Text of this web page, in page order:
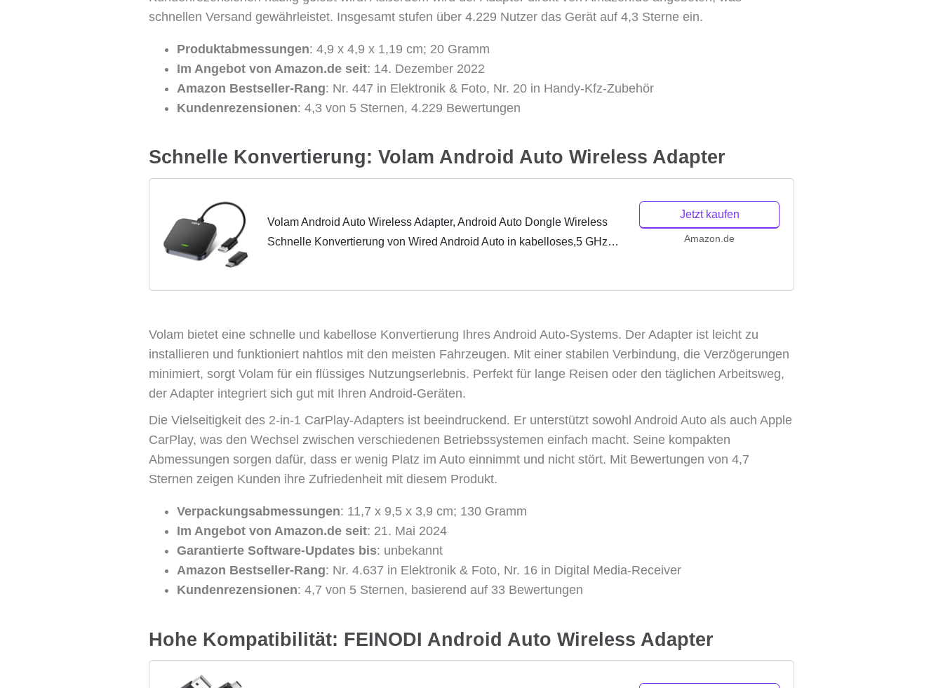
schnellen Versand gewährleistet. Insgesamt stufen über 4.229 Nutzer das Gerät auf 4,3 Sterne ein.
Produktabmessungen: 4,9 x 4,9 x 1,19 cm; 20 Gramm
Im Angebot von Amazon.de seit: 14. Dezember 2022
Amazon Bestseller-Rang: Nr. 447 in Elektronik & Foto, Nr. 20 in Handy-Kfz-Zubehör
Kundenrezensionen: 4,3 von 5 Sternen, 4.229 Bewertungen
Schnelle Konvertierung: Volam Android Auto Wireless Adapter
Volam Android Auto Wireless Adapter, Android Auto Dongle Wireless
Schnelle Konvertierung von Wired Android Auto in kabelloses,5 GHz
Jetzt kaufen
Amazon.de
Volam bietet eine schnelle und kabellose Konvertierung Ihres Android Auto-Systems. Der Adapter ist leicht zu
installieren und funktioniert nahtlos mit den meisten Fahrzeugen. Mit einer stabilen Verbindung, die Verzögerungen
minimiert, sorgt Volam für ein flüssiges Nutzungserlebnis. Perfekt für lange Reisen oder den täglichen Arbeitsweg,
der Adapter integriert sich gut mit Ihren Android-Geräten.
Die Vielseitigkeit des 2-in-1 CarPlay-Adapters ist beeindruckend. Er unterstützt sowohl Android Auto als auch Apple
CarPlay, was den Wechsel zwischen verschiedenen Betriebssystemen einfach macht. Seine kompakten
Abmessungen sorgen dafür, dass er wenig Platz im Auto einnimmt und nicht stört. Mit Bewertungen von 4,7
Sternen zeigen Kunden ihre Zufriedenheit mit diesem Produkt.
Verpackungsabmessungen: 11,7 x 9,5 x 3,9 cm; 130 Gramm
Im Angebot von Amazon.de seit: 21. Mai 2024
Garantierte Software-Updates bis: unbekannt
Amazon Bestseller-Rang: Nr. 4.637 in Elektronik & Foto, Nr. 16 in Digital Media-Receiver
Kundenrezensionen: 4,7 von 5 Sternen, basierend auf 33 Bewertungen
Hohe Kompatibilität: FEINODI Android Auto Wireless Adapter